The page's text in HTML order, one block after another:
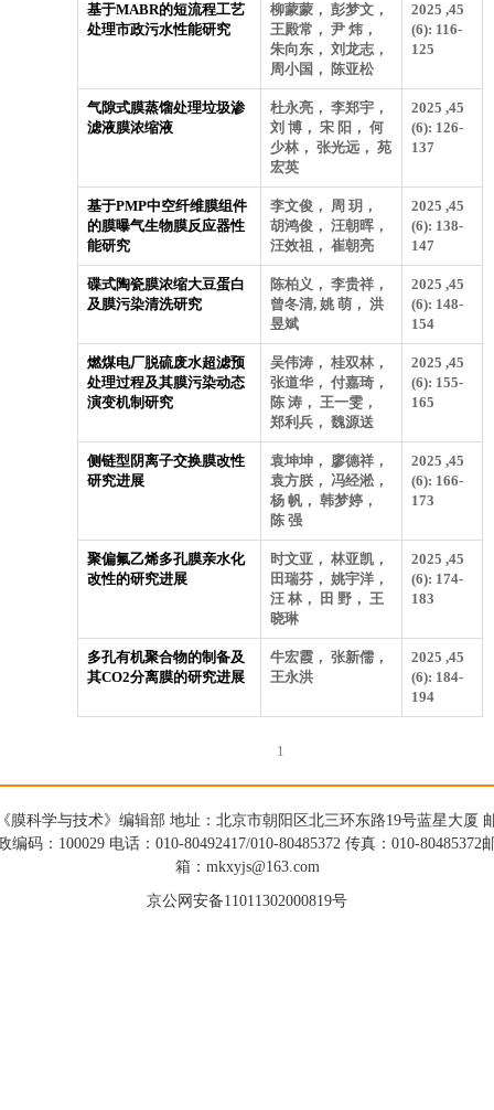
基于MABR的短流程工艺
处理市政污水性能研究
柳蒙蒙， 彭梦文，
王殿常， 尹 炜，
朱向东， 刘龙志，
周小国， 陈亚松
2025 ,45
(6): 116-
125
气隙式膜蒸馏处理垃圾渗
滤液膜浓缩液
杜永亮， 李郑宇，
刘 博， 宋 阳， 何
少林， 张光远， 苑
宏英
2025 ,45
(6): 126-
137
基于PMP中空纤维膜组件
的膜曝气生物膜反应器性
能研究
李文俊， 周 玥，
胡鸿俊， 汪朝晖，
汪效祖， 崔朝亮
2025 ,45
(6): 138-
147
碟式陶瓷膜浓缩大豆蛋白
及膜污染清洗研究
陈柏义， 李贵祥，
曾冬清, 姚 萌， 洪
昱斌
2025 ,45
(6): 148-
154
燃煤电厂脱硫废水超滤预
处理过程及其膜污染动态
演变机制研究
吴伟涛， 桂双林，
张道华， 付嘉琦，
陈 涛， 王一雯，
郑利兵， 魏源送
2025 ,45
(6): 155-
165
侧链型阴离子交换膜改性
研究进展
袁坤坤， 廖德祥，
袁方朕， 冯经淞，
杨 帆， 韩梦婷，
陈 强
2025 ,45
(6): 166-
173
聚偏氟乙烯多孔膜亲水化
改性的研究进展
时文亚， 林亚凯，
田瑞芬， 姚宇洋，
汪 林， 田 野， 王
晓琳
2025 ,45
(6): 174-
183
多孔有机聚合物的制备及
其CO2分离膜的研究进展
牛宏霞， 张新儒，
王永洪
2025 ,45
(6): 184-
194
1
膜科学与技术》编辑部 地址：北京市朝阳区北三环东路19号蓝星大厦
编码：100029 电话：010-80492417/010-80485372 传真：010-80485372
箱：mkxyjs@163.com
京公网安备11011302000819号